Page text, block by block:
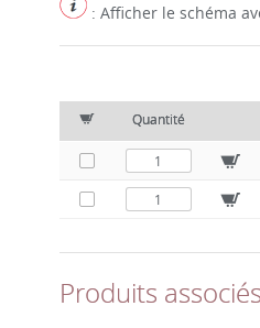
: Afficher le schéma
Quantité
Produits associés